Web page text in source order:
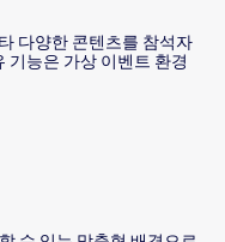
다양한 콘텐츠를 참석자
기능은 가상 이벤트 환경